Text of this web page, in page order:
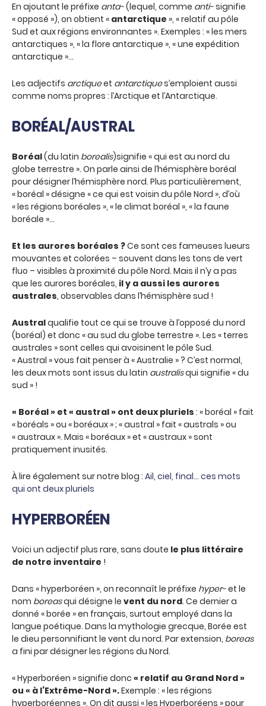
En ajoutant le préfixe anta-(lequel, comme anti-signifie
« opposé »), on obtient « antarctique », « relatif au pôle
Sud et aux régions environnantes ». Exemples : « les mers
antarctiques », « la flore antarctique », « une expédition
antarctique »…
Les adjectifs arctiqueet antarctiques’emploient aussi
comme noms propres : l’Arctique et l’Antarctique.
BORÉAL/AUSTRAL
Boréal(du latin borealis)signifie « qui est au nord du
globe terrestre ». On parle ainsi de l’hémisphère boréal
pour désigner l’hémisphère nord. Plus particulièrement,
« boréal » désigne « ce qui est voisin du pôle Nord », d’où
« les régions boréales », « le climat boréal », « la faune
boréale »…
Et les aurores boréales ?Ce sont ces fameuses lueurs
mouvantes et colorées – souvent dans les tons de vert
fluo – visibles à proximité du pôle Nord. Mais il n’y a pas
que les aurores boréales, il y a aussi les aurores
australes, observables dans l’hémisphère sud !
Australqualifie tout ce qui se trouve à l’opposé du nord
(boréal) et donc « au sud du globe terrestre ». Les « terres
australes » sont celles qui avoisinent le pôle Sud.
« Austral » vous fait penser à « Australie » ? C’est normal,
les deux mots sont issus du latin australisqui signifie « du
sud » !
« Boréal » et « austral » ont deux pluriels : « boréal » fait
« boréals » ou « boréaux » ; « austral » fait « australs » ou
« austraux ». Mais « boréaux » et « austraux » sont
pratiquement inusités.
À lire également sur notre blog : Ail, ciel, final… ces mots
qui ont deux pluriels
HYPERBORÉEN
Voici un adjectif plus rare, sans doute le plus littéraire
de notre inventaire !
Dans « hyperboréen », on reconnaît le préfixe hyper-et le
nom boreasqui désigne le vent du nord. Ce dernier a
donné « borée » en français, surtout employé dans la
langue poétique. Dans la mythologie grecque, Borée est
le dieu personnifiant le vent du nord. Par extension, boreas
a fini par désigner les régions du Nord.
« Hyperboréen » signifie donc « relatif au Grand Nord »
ou « à l’Extrême-Nord ».Exemple : « les régions
hyperboréennes ». On dit aussi « les Hyperboréens » pour